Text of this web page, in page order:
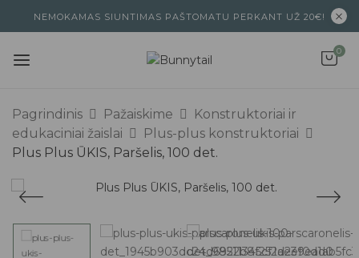
NEMOKAMAS SIUNTIMAS PAŠTOMATU PERKANT UŽ 20€!
0
Pagrindinis Pažaiskime
Konstruktoriai ir
edukaciniai žaislai
Plus-plus konstruktoriai
Plus Plus ŪKIS, Paršelis, 100 det.